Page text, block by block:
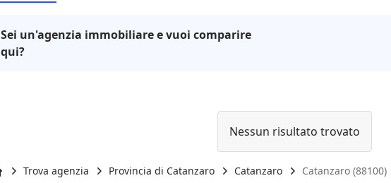
Sei un'agenzia immobiliare e vuoi comparire
qui?
Nessun risultato trovato
Trova agenzia Provincia di Catanzaro Catanzaro Catanzaro (88100)